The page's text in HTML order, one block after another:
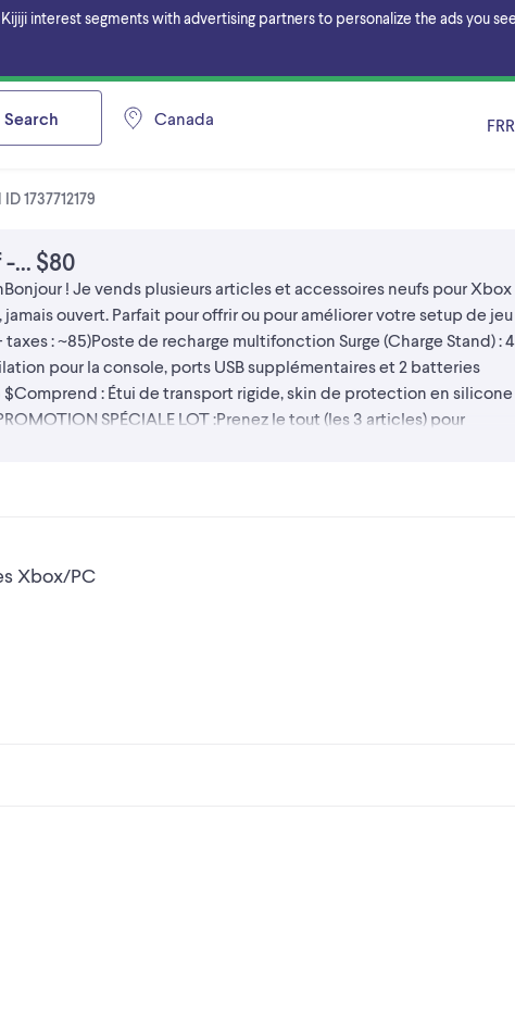
interest segments with advertising partners to personalize the ads you
Search Canada FR
1737712179
... $80
! Je vends plusieurs articles et accessoires neufs pour Xbox
ouvert. Parfait pour offrir ou pour améliorer votre setup de jeu
: ~85) ​Poste de recharge multifonction Surge (Charge Stand) :
pour la console, ports USB supplémentaires et 2 batteries
$ ​Comprend : Étui de transport rigide, skin de protection en silicone
SPÉCIALE LOT : ​Prenez le tout (les 3 articles) pour
Xbox/PC